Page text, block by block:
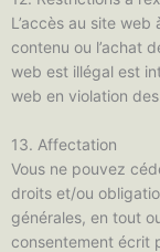
L’accès au site
contenu ou l’achat
web est illégal est
web en violation
13. Affectation
Vous ne pouvez
droits et/ou
générales, en tout
consentement écrit